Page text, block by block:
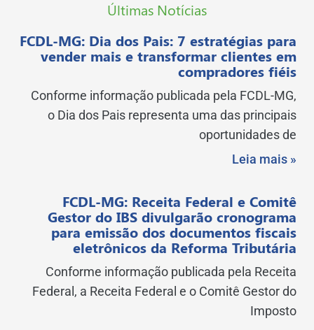
Últimas Notícias
FCDL-MG: Dia dos Pais: 7 estratégias para
vender mais e transformar clientes em
compradores fiéis
Conforme informação publicada pela FCDL-MG,
o Dia dos Pais representa uma das principais
oportunidades de
Leia mais »
FCDL-MG: Receita Federal e Comitê
Gestor do IBS divulgarão cronograma
para emissão dos documentos fiscais
eletrônicos da Reforma Tributária
Conforme informação publicada pela Receita
Federal, a Receita Federal e o Comitê Gestor do
Imposto